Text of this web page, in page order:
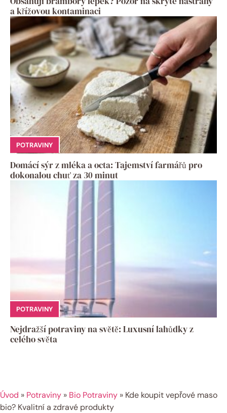
a křížovou kontaminaci
POTRAVINY
Domácí sýr z mléka a octa: Tajemství farmářů pro
dokonalou chuť za 30 minut
POTRAVINY
Nejdražší potraviny na světě: Luxusní lahůdky z
celého světa
Úvod » Potraviny » Bio Potraviny » Kde koupit vepřové maso
bio? Kvalitní a zdravé produkty